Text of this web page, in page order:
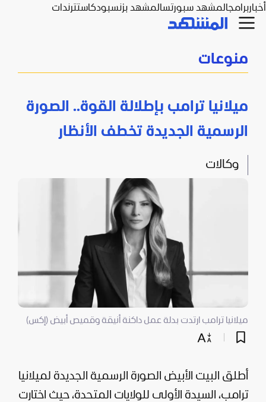
أخباربرامجالمشهد سبورتسالمشهد بزنسبودكاستترندات
منوعات
ميلانيا ترامب بإطلالة القوة.. الصورة
الرسمية الجديدة تخطف الأنظار
وكالات
ميلانيا ترامب ارتدت بدلة عمل داكنة أنيقة وقميص أبيض (إكس)
أطلق البيت الأبيض الصورة الرسمية الجديدة لميلانيا
ترامب، السيدة الأولى للولايات المتحدة، حيث اختارت